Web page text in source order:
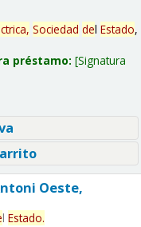
Sociedad del Estado,
préstamo: Signatura
Oeste,
l Estado.